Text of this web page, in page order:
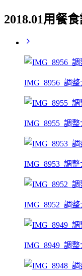
2018.01用餐
IMG_8956_調整
IMG_8955_調整
IMG_8953_調整
IMG_8952_調整
IMG_8949_調整